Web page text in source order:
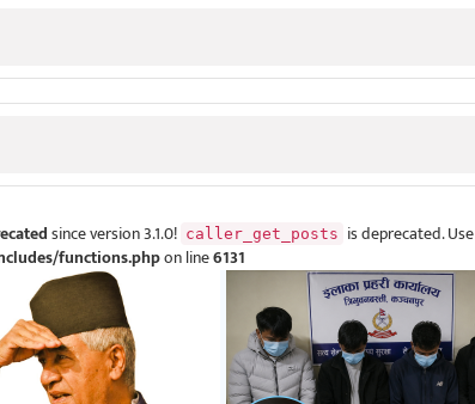
since version 3.1.0! caller_get_posts is deprecated. Use
functions.phpon line6131